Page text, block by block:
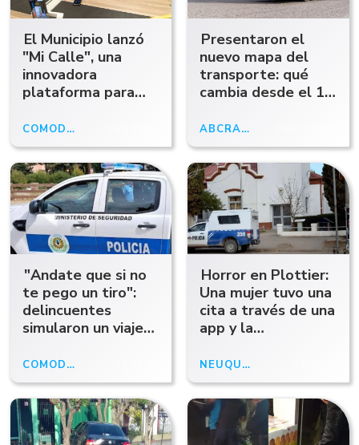
El Municipio lanzó
"Mi Calle", una
innovadora
plataforma para
seguimiento de
reclamos urbanos
COMODORO RIVADAVIA
Presentaron el
nuevo mapa del
transporte: qué
cambia desde el 1
serán los
principales
recorridos
ABCRADIO
"Andate que si no
te pego un tiro":
delincuentes
simularon un viaje
robaron el auto a
un profesor
Comodoro
Deportes
COMODORO
Horror en Plottier:
Una mujer tuvo una
cita a través de una
app y la
siete días
NEUQUÉN